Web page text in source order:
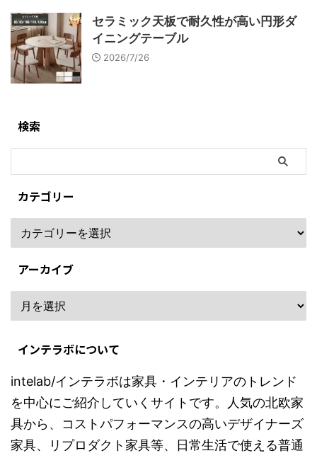
セラミック天板で耐久性が高い円形ダ
イニングテーブル
2026/7/26
検索
カテゴリー
アーカイブ
インテラボについて
intelab/インテラボは家具・インテリアのトレンド
を中心にご紹介していくサイトです。人気の北欧家
具から、コストパフォーマンスの高いデザイナーズ
家具、リプロダクト家具等、日常生活で使える普通